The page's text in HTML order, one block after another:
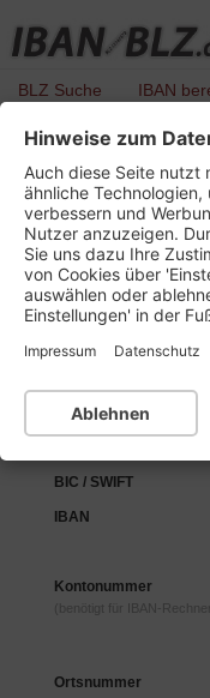
BLZ Suche IBAN
BLZ 760 400 62
Details zu dieser
Kurzbezeichnung
BIC / SWIFT
IBAN
Kontonummer
(benötigt für IBAN-
Ortsnummer
Hinweise zum
Auch diese Seite nutzt
ähnliche
verbessern und
Nutzer anzuzeigen.
Sie uns dazu Ihre
von Cookies über
auswählen oder
Einstellungen' in der
Impressum Datenschutz
Ablehnen